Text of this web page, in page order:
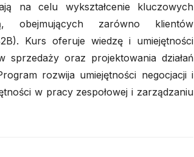
na celu wykształcenie kluczowych
obejmujących zarówno klientów
Kurs oferuje wiedzę i umiejętności
sprzedaży oraz projektowania działań
rozwija umiejętności negocjacji i
w pracy zespołowej i zarządzaniu